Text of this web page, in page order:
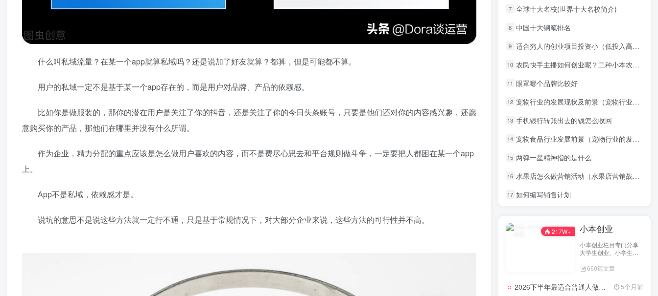
什么叫私域流量？在某一个app就算私域吗？还是说加了好友就算？都算，但是可能都不算。
用户的私域一定不是基于某一个app存在的，而是用户对品牌、产品的依赖感。
比如你是做服装的，那你的潜在用户是关注了你的抖音，还是关注了你的今日头条账号，只要是他们还对你的内容感兴趣，还愿
意购买你的产品，那他们在哪里并没有什么所谓。
作为企业，精力分配的重点应该是怎么做用户喜欢的内容，而不是费尽心思去和平台规则做斗争，一定要把人都困在某一个app
上。
App不是私域，依赖感才是。
说坑的意思不是说这些方法就一定行不通，只是基于常规情况下，对大部分企业来说，这些方法的可行性并不高。
7 全球十大名校(世界十大名校简介)
8 中国十大钢笔排名
9 适合穷人的创业项目投资小（低投入高回报的小生意）
10 农民快手主播如何创业呢？二种小本农村创业方式
11 眼罩哪个品牌比较好
12 宠物行业的发展现状及前景（宠物行业未来发展的趋势）
13 手机银行转账出去的钱怎么收回
14 宠物食品行业发展前景（宠物行业的发展前景）
15 两弹一星精神指的是什么
16 水果店怎么做营销活动（水果店营销战略）
17 如何编写销售计划
217W+ 小本创业
小本创业栏目专门分享
大学生创业、小学生创
并为网友提供小成本创
经验分享。
660篇文章
2026下半年最适合普通人做的小生意！看完对你有收获，普通人也能月入过万的实战路子 5个月前